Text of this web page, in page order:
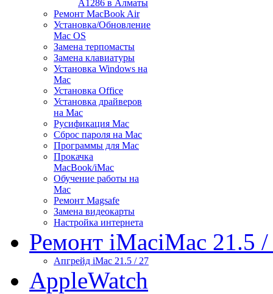
A1286 в Алматы
Ремонт MacBook Air
Установка/Обновление
Mac OS
Замена терпомасты
Замена клавиатуры
Установка Windows на
Mac
Установка Office
Установка драйверов
на Mac
Русификация Mac
Сброс пароля на Mac
Программы для Mac
Прокачка
MacBook/iMac
Обучение работы на
Mac
Ремонт Magsafe
Замена видеокарты
Настройка интернета
Ремонт iMaciMac 21.5 /
Апгрейд iMac 21.5 / 27
AppleWatch